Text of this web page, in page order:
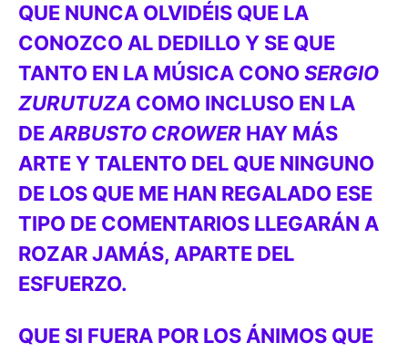
QUE NUNCA OLVIDÉIS QUE LA
CONOZCO AL DEDILLO Y SE QUE
TANTO EN LA MÚSICA CONO SERGIO
ZURUTUZA COMO INCLUSO EN LA
DEARBUSTO CROWER HAY MÁS
ARTE Y TALENTO DEL QUE NINGUNO
DE LOS QUE ME HAN REGALADO ESE
TIPO DE COMENTARIOS LLEGARÁN A
ROZAR JAMÁS, APARTE DEL
ESFUERZO.
QUE SI FUERA POR LOS ÁNIMOS QUE